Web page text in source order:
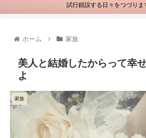
試行錯誤する日々をつづりま
ホーム 家族
美人と結婚したからって幸
よ
家族